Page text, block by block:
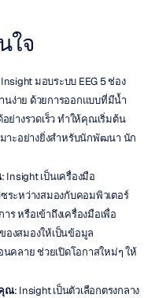
ใจ
มอบระบบ EEG 5 ช่อง
ง่าย ด้วยการออกแบบที่มีน้ำ
ย่างรวดเร็ว ทำให้คุณเริ่มต้น
าะอย่างยิ่งสำหรับนักพัฒนา นัก
: Insight เป็นเครื่องมือ
ระหว่างสมองกับคอมพิวเตอร์
หรือเข้าถึงเครื่องมือเพื่อ
งสมองให้เป็นข้อมูล
คลาย ช่วยเปิดโอกาสใหม่ๆ ให้
คุณ: Insight เป็นตัวเลือกตรงกลาง